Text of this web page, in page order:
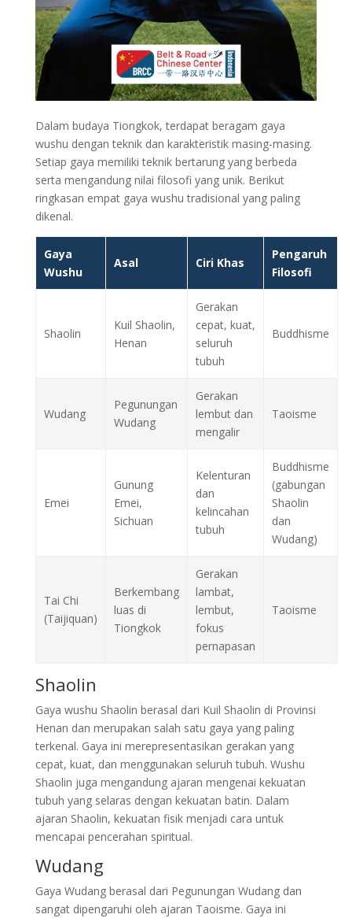
Dalam budaya Tiongkok, terdapat beragam gaya
wushu dengan teknik dan karakteristik masing-masing.
Setiap gaya memiliki teknik bertarung yang berbeda
serta mengandung nilai filosofi yang unik. Berikut
ringkasan empat gaya wushu tradisional yang paling
dikenal.
Gaya
Wushu
Asal Ciri Khas
Pengaruh
Filosofi
Shaolin
Kuil Shaolin,
Henan
Gerakan
cepat, kuat,
seluruh
tubuh
Buddhisme
Wudang
Pegunungan
Wudang
Gerakan
lembut dan
mengalir
Taoisme
Emei
Gunung
Emei,
Sichuan
Kelenturan
dan
kelincahan
tubuh
Buddhisme
(gabungan
Shaolin
dan
Wudang)
Tai Chi
(Taijiquan)
Berkembang
luas di
Tiongkok
Gerakan
lambat,
lembut,
fokus
pernapasan
Taoisme
Shaolin
Gaya wushu Shaolin berasal dari Kuil Shaolin di Provinsi
Henan dan merupakan salah satu gaya yang paling
terkenal. Gaya ini merepresentasikan gerakan yang
cepat, kuat, dan menggunakan seluruh tubuh. Wushu
Shaolin juga mengandung ajaran mengenai kekuatan
tubuh yang selaras dengan kekuatan batin. Dalam
ajaran Shaolin, kekuatan fisik menjadi cara untuk
mencapai pencerahan spiritual.
Wudang
Gaya Wudang berasal dari Pegunungan Wudang dan
sangat dipengaruhi oleh ajaran Taoisme. Gaya ini